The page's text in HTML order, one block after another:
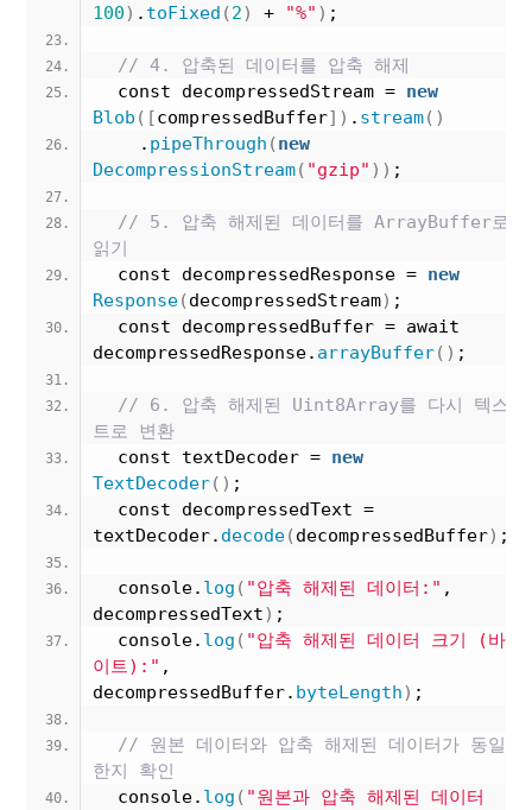
100) . toFixed (2) + "%" ) ;
// 4. 압축된 데이터를 압축 해제
  const decompressedStream =
new
Blob ([compressedBuffer]) . stream()
    .
pipeThrough (new
DecompressionStream( "gzip" )) ;
// 5. 압축 해제된 데이터를 ArrayBuffer로
읽기
  const decompressedResponse =
new
Response(decompressedStream) ;
  const decompressedBuffer = await
decompressedResponse. arrayBuffer() ;
// 6. 압축 해제된 Uint8Array를 다시 텍스
트로 변환
  const textDecoder =
new
TextDecoder() ;
  const decompressedText =
textDecoder. decode(decompressedBuffer) ;
  console.
log ( "압축 해제된 데이터:" ,
decompressedText) ;
  console.
log ( "압축 해제된 데이터 크기 (바
이트):" ,
decompressedBuffer. byteLength) ;
// 원본 데이터와 압축 해제된 데이터가 동일
한지 확인
  console.
log ( "원본과 압축 해제된 데이터